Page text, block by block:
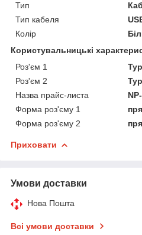
Тип
Тип кабеля
Колір
Користувальницькі
Роз'єм 1
Роз'єм 2
Назва прайс-листа
Форма роз'єму 1
Форма роз'єму 2
Приховати
Умови доставки
Нова Пошта
Всі умови доставки